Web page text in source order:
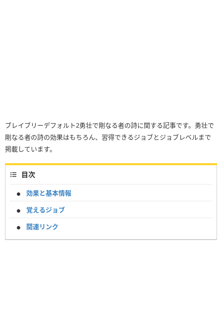
ブレイブリーデフォルト2勇壮で剛なる者の詩に関する記事です。勇壮で
剛なる者の詩の効果はもちろん、習得できるジョブとジョブレベルまで
掲載しています。
目次
効果と基本情報
覚えるジョブ
関連リンク